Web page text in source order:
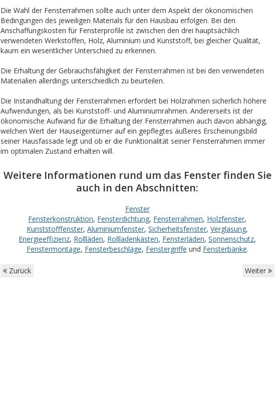
Die Wahl der Fensterrahmen sollte auch unter dem Aspekt der ökonomischen
Bedingungen des jeweiligen Materials für den Hausbau erfolgen. Bei den
Anschaffungskosten für Fensterprofile ist zwischen den drei hauptsächlich
verwendeten Werkstoffen, Holz, Aluminium und Kunststoff, bei gleicher Qualität,
kaum ein wesentlicher Unterschied zu erkennen.
Die Erhaltung der Gebrauchsfähigkeit der Fensterrahmen ist bei den verwendeten
Materialien allerdings unterschiedlich zu beurteilen.
Die Instandhaltung der Fensterrahmen erfordert bei Holzrahmen sicherlich höhere
Aufwendungen, als bei Kunststoff- und Aluminiumrahmen. Andererseits ist der
ökonomische Aufwand für die Erhaltung der Fensterrahmen auch davon abhängig,
welchen Wert der Hauseigentümer auf ein gepflegtes äußeres Erscheinungsbild
seiner Hausfassade legt und ob er die Funktionalität seiner Fensterrahmen immer
im optimalen Zustand erhalten will.
Weitere Informationen rund um das Fenster finden Sie
auch in den Abschnitten:
Fenster
Fensterkonstruktion, Fensterdichtung, Fensterrahmen, Holzfenster,
Kunststofffenster,Aluminiumfenster,Sicherheitsfenster,Verglasung,
Energieeffizienz, Rollläden, Rollladenkästen, Fensterläden,Sonnenschutz,
Fenstermontage, Fensterbeschläge, Fenstergriffe und Fensterbänke.
Zurück Weiter